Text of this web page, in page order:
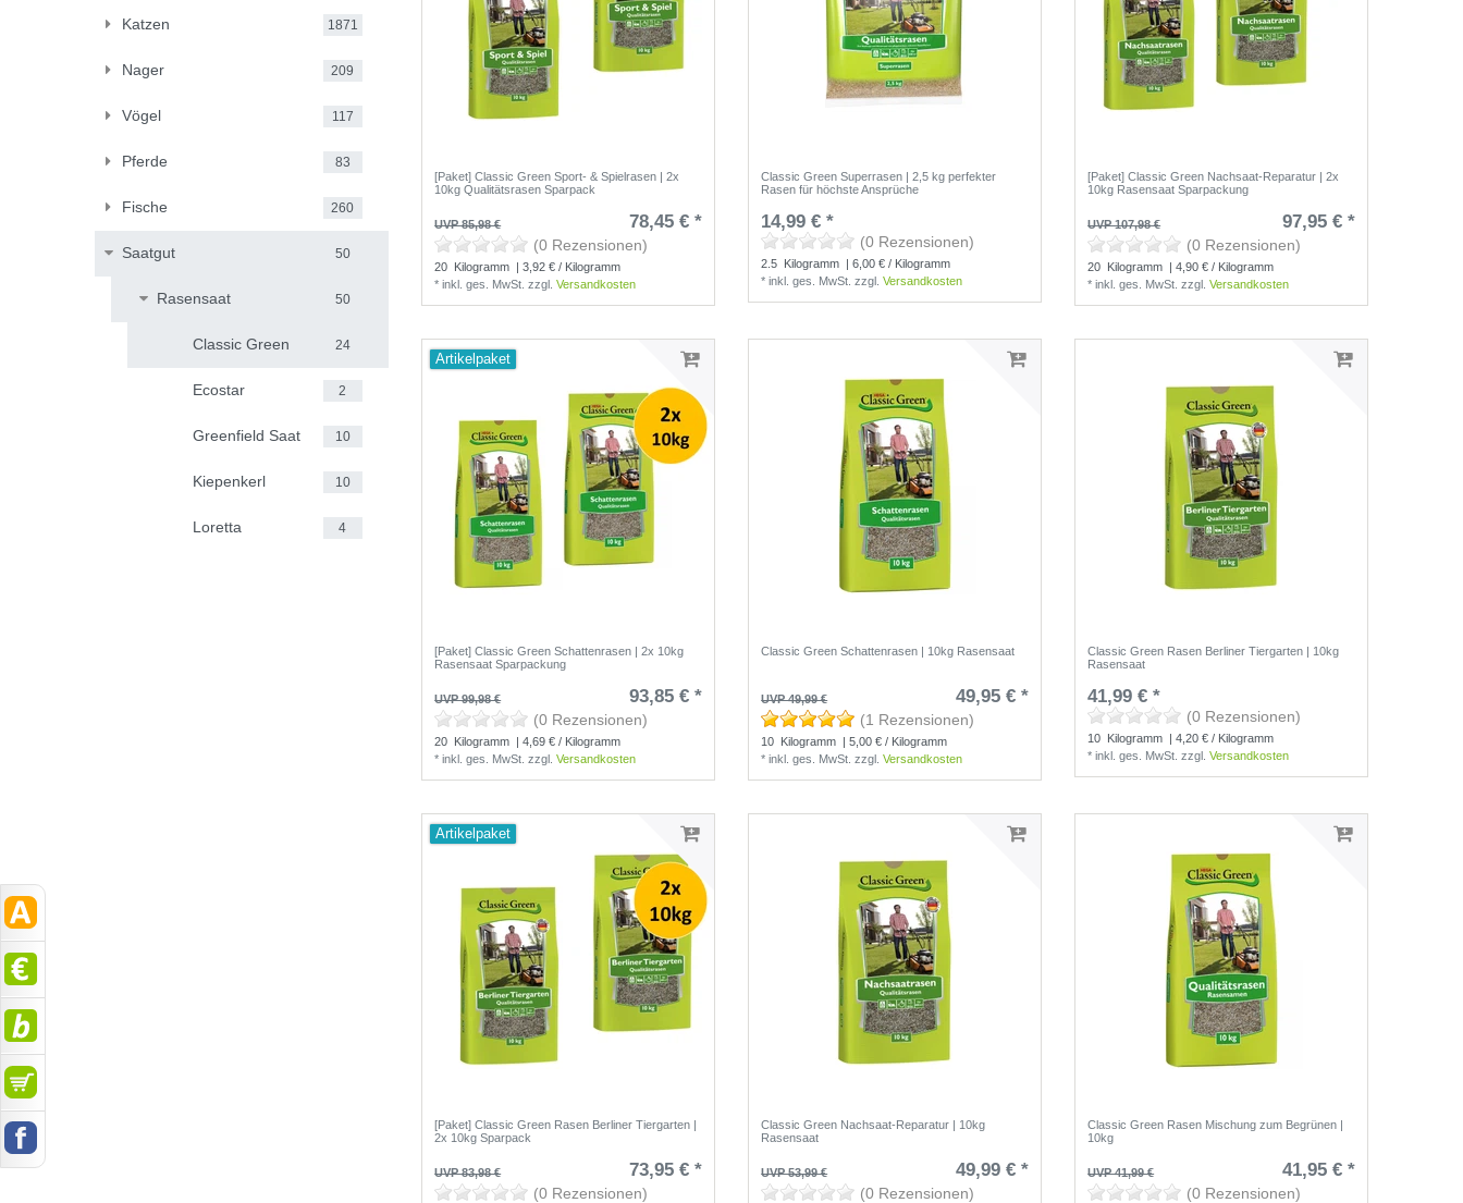
Katzen 1871
Nager 209
Vögel 117
Pferde 83
Fische 260
Saatgut 50
Rasensaat 50
Classic Green 24
Ecostar 2
Greenfield Saat 10
Kiepenkerl 10
Loretta 4
[Paket] Classic Green Sport- & Spielrasen | 2x
10kg Qualitätsrasen Sparpack
UVP 85,98 € 78,45 € *
(0 Rezensionen)
20 Kilogramm | 3,92 € / Kilogramm
*inkl. ges. MwSt. zzgl.Versandkosten
Classic Green Superrasen | 2,5 kg perfekter
Rasen für höchste Ansprüche
14,99 € *
(0 Rezensionen)
2.5 Kilogramm | 6,00 € / Kilogramm
*inkl. ges. MwSt. zzgl.Versandkosten
[Paket] Classic Green Nachsaat-Reparatur | 2x
10kg Rasensaat Sparpackung
UVP 107,98 € 97,95 € *
(0 Rezensionen)
20 Kilogramm | 4,90 € / Kilogramm
*inkl. ges. MwSt. zzgl.Versandkosten
Artikelpaket
[Paket] Classic Green Schattenrasen | 2x 10kg
Rasensaat Sparpackung
UVP 99,98 € 93,85 € *
(0 Rezensionen)
20 Kilogramm | 4,69 € / Kilogramm
*inkl. ges. MwSt. zzgl.Versandkosten
Classic Green Schattenrasen | 10kg Rasensaat
UVP 49,99 € 49,95 € *
(1 Rezensionen)
10 Kilogramm | 5,00 € / Kilogramm
*inkl. ges. MwSt. zzgl.Versandkosten
Classic Green Rasen Berliner Tiergarten | 10kg
Rasensaat
41,99 € *
(0 Rezensionen)
10 Kilogramm | 4,20 € / Kilogramm
*inkl. ges. MwSt. zzgl.Versandkosten
Artikelpaket
[Paket] Classic Green Rasen Berliner Tiergarten |
2x 10kg Sparpack
UVP 83,98 € 73,95 € *
(0 Rezensionen)
Classic Green Nachsaat-Reparatur | 10kg
Rasensaat
UVP 53,99 € 49,99 € *
(0 Rezensionen)
Classic Green Rasen Mischung zum Begrünen |
10kg
UVP 41,99 € 41,95 € *
(0 Rezensionen)